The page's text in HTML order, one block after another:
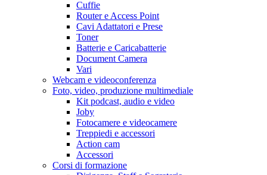
Cuffie
Router e Access Point
Cavi Adattatori e Prese
Toner
Batterie e Caricabatterie
Document Camera
Vari
Webcam e videoconferenza
Foto, video, produzione multimediale
Kit podcast, audio e video
Joby
Fotocamere e videocamere
Treppiedi e accessori
Action cam
Accessori
Corsi di formazione